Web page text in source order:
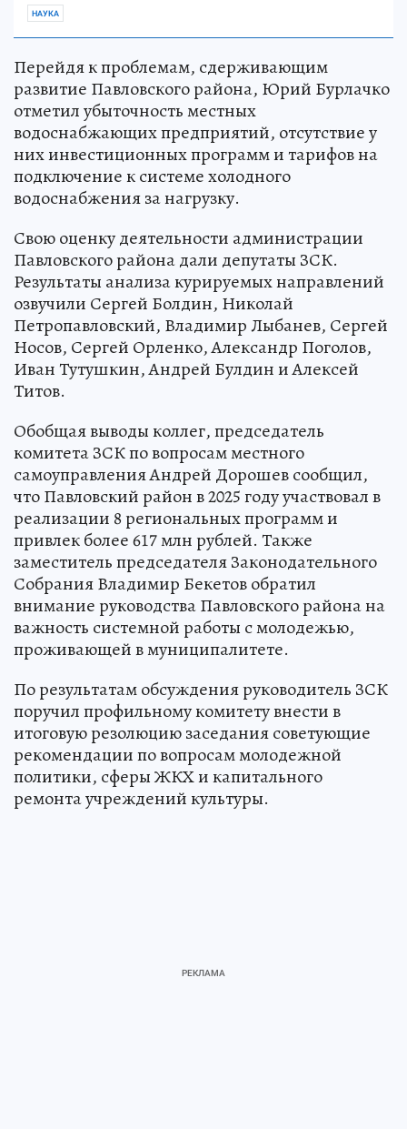
НАУКА
Перейдя к проблемам, сдерживающим
развитие Павловского района, Юрий Бурлачко
отметил убыточность местных
водоснабжающих предприятий, отсутствие у
них инвестиционных программ и тарифов на
подключение к системе холодного
водоснабжения за нагрузку.
Свою оценку деятельности администрации
Павловского района дали депутаты ЗСК.
Результаты анализа курируемых направлений
озвучили Сергей Болдин, Николай
Петропавловский, Владимир Лыбанев, Сергей
Носов, Сергей Орленко, Александр Поголов,
Иван Тутушкин, Андрей Булдин и Алексей
Титов.
Обобщая выводы коллег, председатель
комитета ЗСК по вопросам местного
самоуправления Андрей Дорошев сообщил,
что Павловский район в 2025 году участвовал в
реализации 8 региональных программ и
привлек более 617 млн рублей. Также
заместитель председателя Законодательного
Собрания Владимир Бекетов обратил
внимание руководства Павловского района на
важность системной работы с молодежью,
проживающей в муниципалитете.
По результатам обсуждения руководитель ЗСК
поручил профильному комитету внести в
итоговую резолюцию заседания советующие
рекомендации по вопросам молодежной
политики, сферы ЖКХ и капитального
ремонта учреждений культуры.